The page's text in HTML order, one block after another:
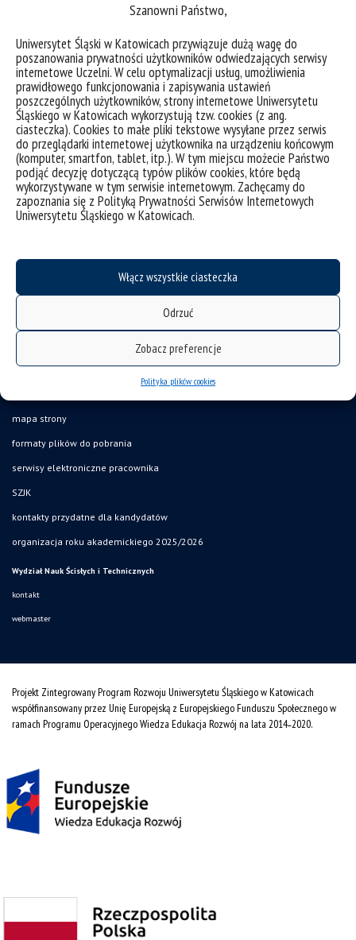
Szanowni Państwo,
Uniwersytet Śląski w Katowicach przywiązuje dużą wagę do
poszanowania prywatności użytkowników odwiedzających serwisy
internetowe Uczelni. W celu optymalizacji usług, umożliwienia
prawidłowego funkcjonowania i zapisywania ustawień
poszczególnych użytkowników, strony internetowe Uniwersytetu
Śląskiego w Katowicach wykorzystują tzw. cookies (z ang.
ciasteczka). Cookies to małe pliki tekstowe wysyłane przez serwis
do przeglądarki internetowej użytkownika na urządzeniu końcowym
(komputer, smartfon, tablet, itp.). W tym miejscu możecie Państwo
podjąć decyzję dotyczącą typów plików cookies, które będą
wykorzystywane w tym serwisie internetowym. Zachęcamy do
zapoznania się z Polityką Prywatności Serwisów Internetowych
Uniwersytetu Śląskiego w Katowicach.
Włącz wszystkie ciasteczka
Odrzuć
Zobacz preferencje
Polityka plików cookies
zgłaszania prac konkursowych na 16. Ogólnopolski,
Międzyuczelniany Konkurs Młodych Mistrzów.
Temat Konkursu: „Ekonomiczne aspekty
informatyzacji państwa”, „Cyfrowa modernizacja
Polski” O Konkursie Konkurs Młodych Mistrzów jest
przeznaczony dla studentów studiów I, II i III stopnia
prezentujących własne koncepcje informatyczne,
własne programy lub praktyczne zastosowania w
przemyśle informatycznym. Mile widziane są...
kategorie:student
tagi :informatyka konkurs dla studentów teleinformatyka
mapa strony
formaty plików do pobrania
serwisy elektroniczne pracownika
SZJK
kontakty przydatne dla kandydatów
organizacja roku akademickiego 2025/2026
Wydział Nauk Ścisłych i Technicznych
kontakt
webmaster
Projekt Zintegrowany Program Rozwoju Uniwersytetu Śląskiego w Katowicach
współfinansowany przez Unię Europejską z Europejskiego Funduszu Społecznego w
ramach Programu Operacyjnego Wiedza Edukacja Rozwój na lata 2014˗2020.